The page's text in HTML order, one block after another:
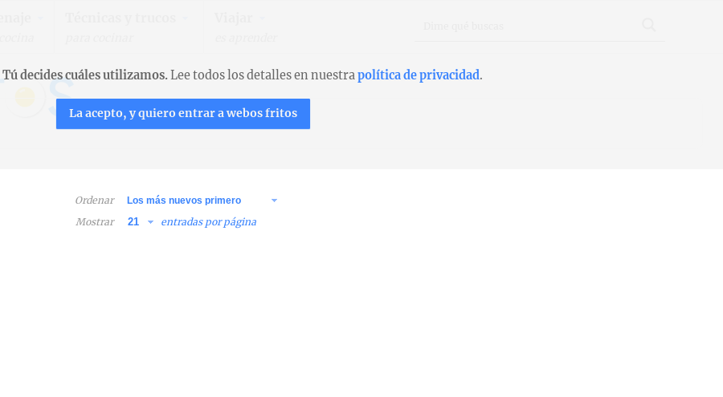
Ordenar
Mostrar
entradas por página
Tú decides cuáles utilizamos.Lee todos los detalles en nuestrapolítica de privacidad.
La acepto, y quiero entrar a webos fritos